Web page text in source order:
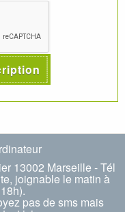
13002 Marseille - Tél
joignable le matin à
pas de sms mais